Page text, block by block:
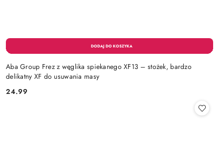
Aba Group Frez z węglika spiekanego XF13 – stożek, bardzo
delikatny XF do usuwania masy
Cena:
24.99